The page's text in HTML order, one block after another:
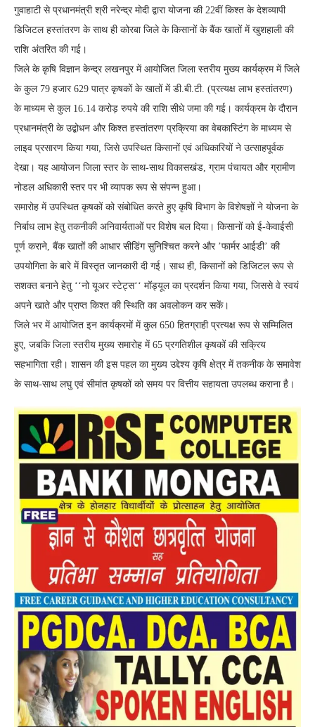
गुवाहाटी से प्रधानमंत्री श्री नरेन्द्र मोदी द्वारा योजना की 22वीं किश्त के देशव्यापी
डिजिटल हस्तांतरण के साथ ही कोरबा जिले के किसानों के बैंक खातों में खुशहाली की
राशि अंतरित की गई।
जिले के कृषि विज्ञान केन्द्र लखनपुर में आयोजित जिला स्तरीय मुख्य कार्यक्रम में जिले
के कुल 79 हजार 629 पात्र कृषकों के खातों में डी.बी.टी. (प्रत्यक्ष लाभ हस्तांतरण)
के माध्यम से कुल 16.14 करोड़ रुपये की राशि सीधे जमा की गई। कार्यक्रम के दौरान
प्रधानमंत्री के उद्बोधन और किश्त हस्तांतरण प्रक्रिया का वेबकास्टिंग के माध्यम से
लाइव प्रसारण किया गया, जिसे उपस्थित किसानों एवं अधिकारियों ने उत्साहपूर्वक
देखा। यह आयोजन जिला स्तर के साथ-साथ विकासखंड, ग्राम पंचायत और ग्रामीण
नोडल अधिकारी स्तर पर भी व्यापक रूप से संपन्न हुआ।
समारोह में उपस्थित कृषकों को संबोधित करते हुए कृषि विभाग के विशेषज्ञों ने योजना के
निर्बाध लाभ हेतु तकनीकी अनिवार्यताओं पर विशेष बल दिया। किसानों को ई-केवाईसी
पूर्ण कराने, बैंक खातों की आधार सीडिंग सुनिश्चित करने और ’फार्मर आईडी’ की
उपयोगिता के बारे में विस्तृत जानकारी दी गई। साथ ही, किसानों को डिजिटल रूप से
सशक्त बनाने हेतु ‘‘नो यूअर स्टेट्स‘‘ मॉड्यूल का प्रदर्शन किया गया, जिससे वे स्वयं
अपने खाते और प्राप्त किश्त की स्थिति का अवलोकन कर सकें।
जिले भर में आयोजित इन कार्यक्रमों में कुल 650 हितग्राही प्रत्यक्ष रूप से सम्मिलित
हुए, जबकि जिला स्तरीय मुख्य समारोह में 65 प्रगतिशील कृषकों की सक्रिय
सहभागिता रही। शासन की इस पहल का मुख्य उद्देश्य कृषि क्षेत्र में तकनीक के समावेश
के साथ-साथ लघु एवं सीमांत कृषकों को समय पर वित्तीय सहायता उपलब्ध कराना है।